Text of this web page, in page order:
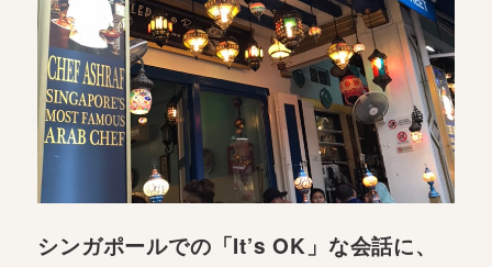
シンガポールでの「It’s OK」な会話に、